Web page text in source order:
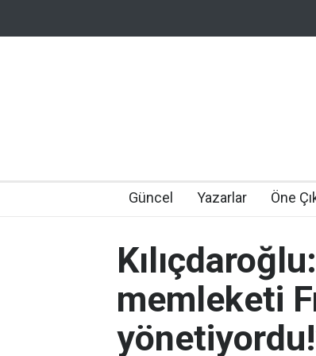
Güncel Yazarlar Öne
memleketi